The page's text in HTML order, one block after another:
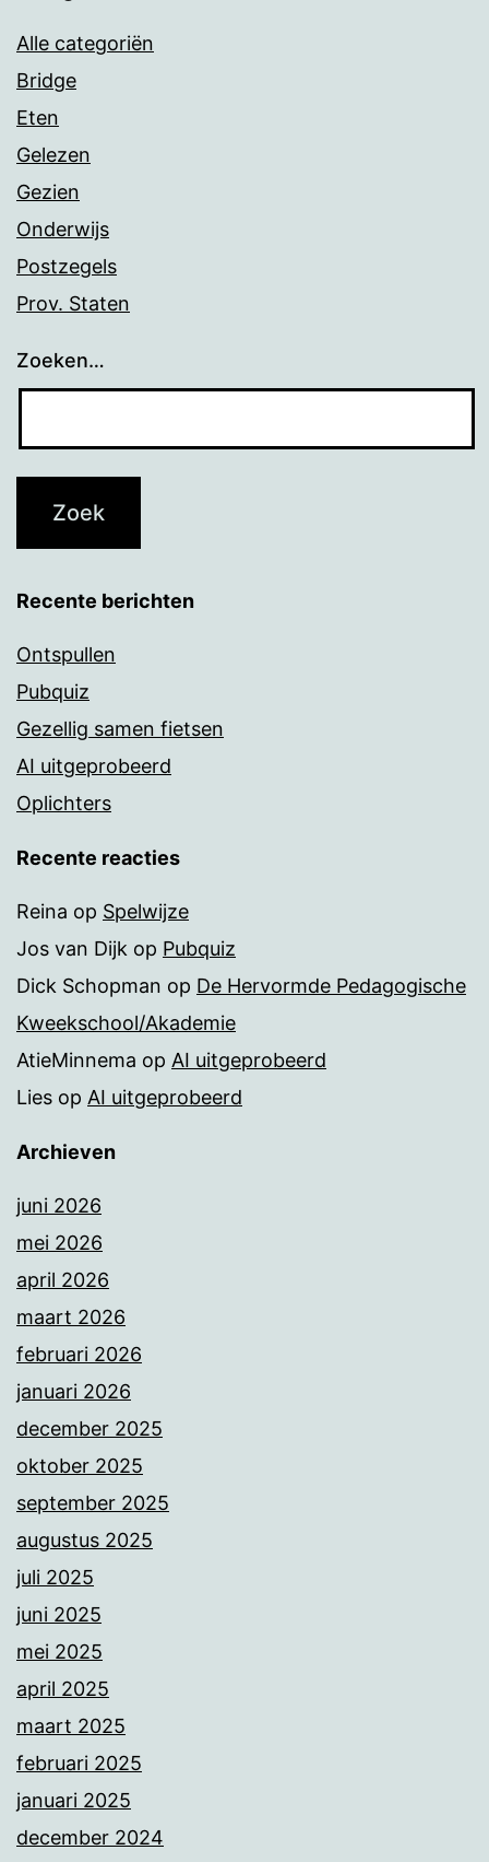
Alle categoriën
Bridge
Eten
Gelezen
Gezien
Onderwijs
Postzegels
Prov. Staten
Zoeken…
Recente berichten
Ontspullen
Pubquiz
Gezellig samen fietsen
AI uitgeprobeerd
Oplichters
Recente reacties
Reina op Spelwijze
Jos van Dijk op Pubquiz
Dick Schopman op De Hervormde Pedagogische
Kweekschool/Akademie
AtieMinnema op AI uitgeprobeerd
Lies op AI uitgeprobeerd
Archieven
juni 2026
mei 2026
april 2026
maart 2026
februari 2026
januari 2026
december 2025
oktober 2025
september 2025
augustus 2025
juli 2025
juni 2025
mei 2025
april 2025
maart 2025
februari 2025
januari 2025
december 2024